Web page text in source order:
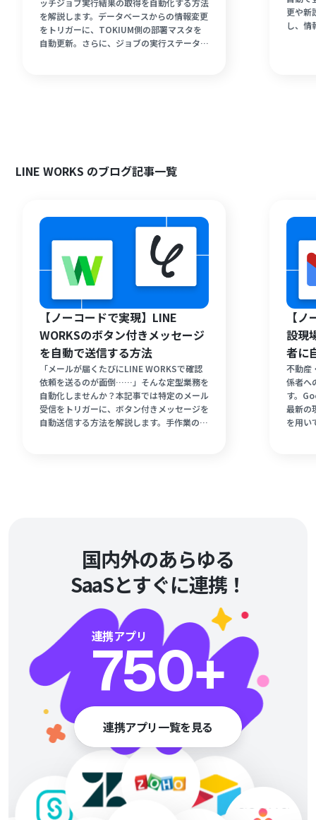
ッチジョブ実行結果の取得を自動化する方法
を解説します。データベースからの情報変更
をトリガーに、TOKIUM側の部署マスタを
自動更新。さらに、ジョブの実行ステータス
更や新
し、情
LINE WORKS のブログ記事一覧
【ノーコードで実現】LINE
WORKSのボタン付きメッセージ
を自動で送信する方法
「メールが届くたびにLINE WORKSで確認
依頼を送るのが面倒……」そんな定型業務を
自動化しませんか？本記事では特定のメール
受信をトリガーに、ボタン付きメッセージを
自動送信する方法を解説します。手作業の連
【
設現
者に
不動産
係者へ
す。
最新の
を用い
国内外のあらゆる
SaaSとすぐに連携！
連携アプリ
750+
連携アプリ一覧を見る